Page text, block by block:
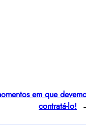
em que
contratá-lo!